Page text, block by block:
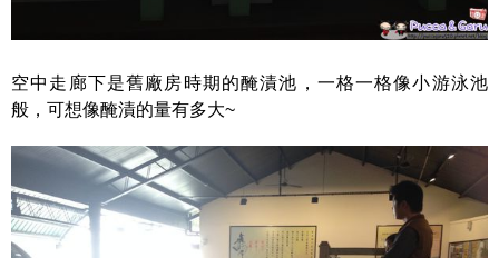
空中走廊下是舊廠房時期的醃漬池，一格一格像小游泳池
般，可想像醃漬的量有多大~